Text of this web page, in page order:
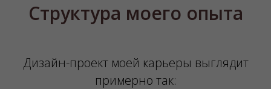
Структура моего опыта
Дизайн-проект моей карьеры выглядит
примерно так: